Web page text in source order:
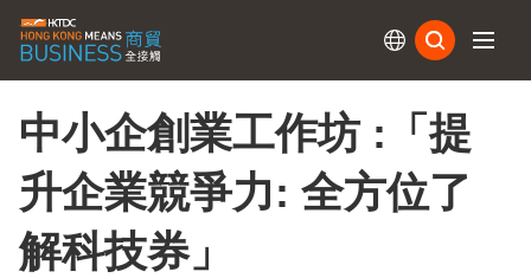
中小企創業工作坊 :「提
升企業競爭力: 全方位了
解科技券」